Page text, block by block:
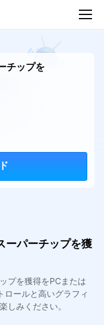
チップを
ーパーチップを獲
プを獲得をPCまたは
ールと高いグラフィ
しみください。